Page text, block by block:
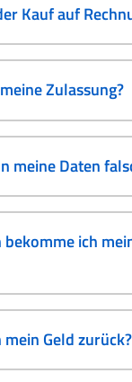
Kauf auf
Zulassung?
meine Daten
ich
Geld zurück?